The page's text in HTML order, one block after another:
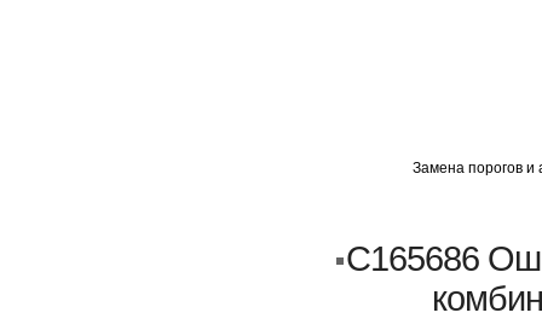
Замена порогов и
C165686